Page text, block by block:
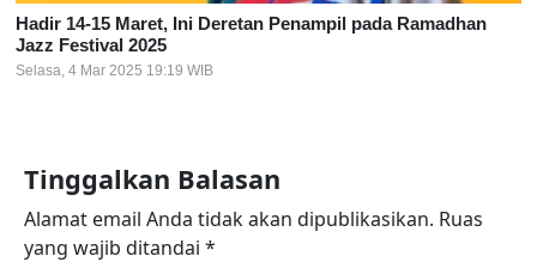
Hadir 14-15 Maret, Ini Deretan Penampil pada Ramadhan
Jazz Festival 2025
Selasa, 4 Mar 2025 19:19 WIB
Tinggalkan Balasan
Alamat email Anda tidak akan dipublikasikan. Ruas
yang wajib ditandai *